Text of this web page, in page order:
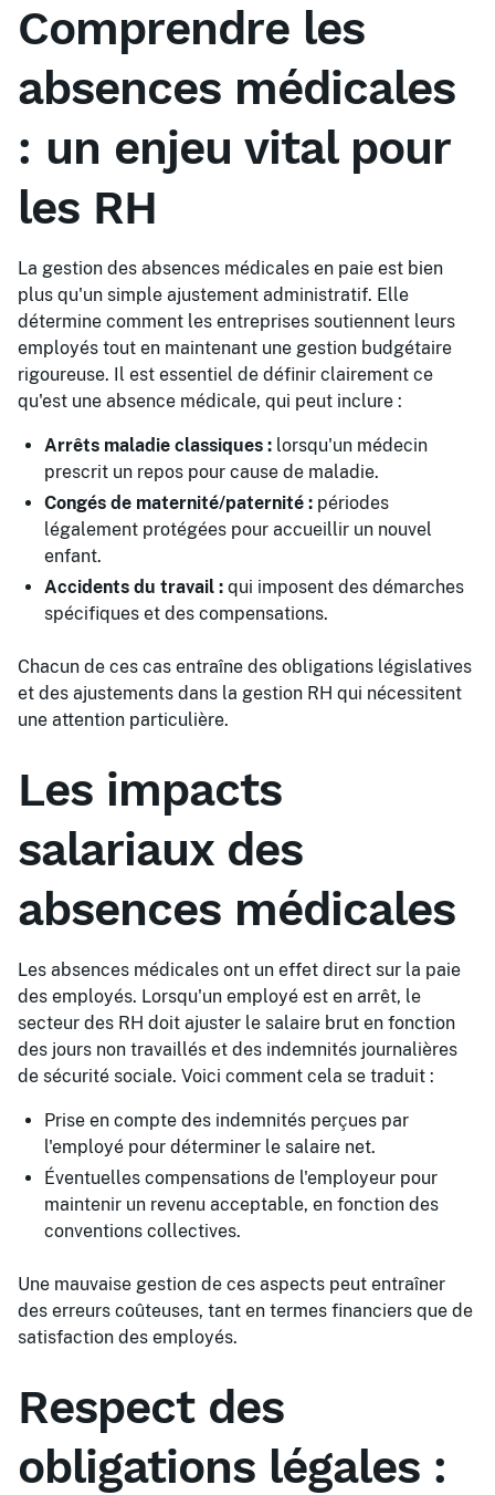
Comprendre les
absences médicales
: un enjeu vital pour
les RH
La gestion des absences médicales en paie est bien
plus qu'un simple ajustement administratif. Elle
détermine comment les entreprises soutiennent leurs
employés tout en maintenant une gestion budgétaire
rigoureuse. Il est essentiel de définir clairement ce
qu'est une absence médicale, qui peut inclure :
Arrêts maladie classiques : lorsqu'un médecin
prescrit un repos pour cause de maladie.
Congés de maternité/paternité : périodes
légalement protégées pour accueillir un nouvel
enfant.
Accidents du travail : qui imposent des démarches
spécifiques et des compensations.
Chacun de ces cas entraîne des obligations législatives
et des ajustements dans la gestion RH qui nécessitent
une attention particulière.
Les impacts
salariaux des
absences médicales
Les absences médicales ont un effet direct sur la paie
des employés. Lorsqu'un employé est en arrêt, le
secteur des RH doit ajuster le salaire brut en fonction
des jours non travaillés et des indemnités journalières
de sécurité sociale. Voici comment cela se traduit :
Prise en compte des indemnités perçues par
l'employé pour déterminer le salaire net.
Éventuelles compensations de l'employeur pour
maintenir un revenu acceptable, en fonction des
conventions collectives.
Une mauvaise gestion de ces aspects peut entraîner
des erreurs coûteuses, tant en termes financiers que de
satisfaction des employés.
Respect des
obligations légales :